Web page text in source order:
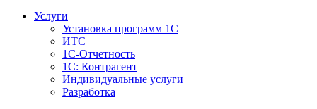
Услуги
Установка программ 1С
ИТС
1С-Отчетность
1С: Контрагент
Индивидуальные услуги
Разработка